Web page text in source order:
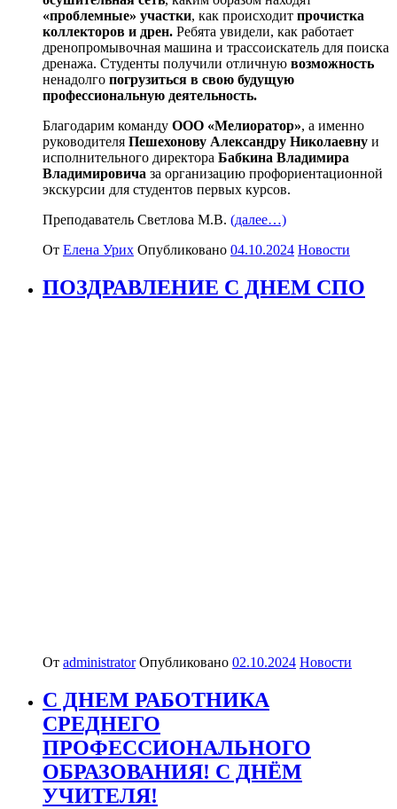
«проблемные» участки, как происходит прочистка
коллекторов и дрен. Ребята увидели, как работает
дренопромывочная машина и трассоискатель для поиска
дренажа. Студенты получили отличную возможность
ненадолго погрузиться в свою будущую
профессиональную деятельность.
Благодарим команду ООО «Мелиоратор», а именно
руководителя Пешехонову Александру Николаевну и
исполнительного директора Бабкина Владимира
Владимировича за организацию профориентационной
экскурсии для студентов первых курсов.
Преподаватель Светлова М.В. (далее…)
От Елена Урих Опубликовано 04.10.2024 Новости
ПОЗДРАВЛЕНИЕ С ДНЕМ СПО
От administrator Опубликовано 02.10.2024 Новости
С ДНЕМ РАБОТНИКА
СРЕДНЕГО
ПРОФЕССИОНАЛЬНОГО
ОБРАЗОВАНИЯ! С ДНЁМ
УЧИТЕЛЯ!